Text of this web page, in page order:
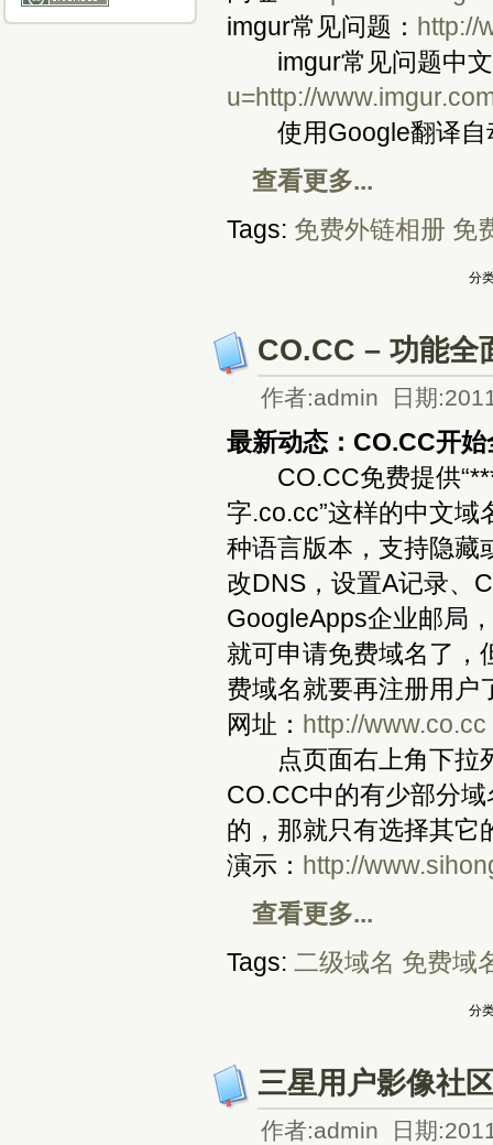
imgur常见问题： http://
imgur常见问题中文
u=http://
使用Google翻译自
查看更多...
Tags: 免费外链相册 免
分
CO.CC – 功能全
作者:admin 日期
最新动态：CO.CC开
CO.CC免费提供
字.co.cc”这样的中文
种语言版本，支持隐藏
改DNS，设置A记录、
GoogleApps企业邮局
就可申请免费域名了，
费域名就要再注册用户
网址： http://www.co.cc
点页面右上角下拉列
CO.CC中的有少部分
的，那就只有选择其它
演示： http://
查看更多...
Tags: 二级域名 免费域
分
三星用户影像社
作者:admin 日期